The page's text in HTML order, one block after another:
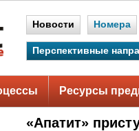
Новости Номера
Перспективные
Ресурсы
«Апатит»